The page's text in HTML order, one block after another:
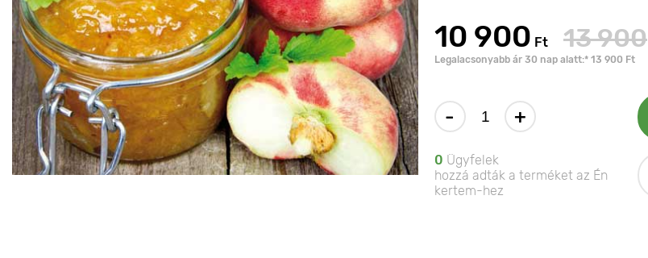
10 900 Ft 13 900
Legalacsonyabb ár 30 nap alatt:* 13 900 Ft
- +
0 Ügyfelek
hozzá adták a terméket az Én
kertem-hez